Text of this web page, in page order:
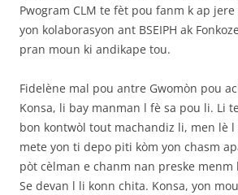
Pwogram CLM te fèt pou fanm k ap
yon kolaborasyon ant BSEIPH ak
pran moun ki andikape tou.
Fidelène mal pou antre Gwomòn pou
Konsa, li bay manman l fè sa pou li. Li
bon kontwòl tout machandiz li, men lè
mete yon ti depo piti kòm yon chasm
pòt cèlman e chanm nan preske menm
Se devan l li konn chita. Konsa, yon